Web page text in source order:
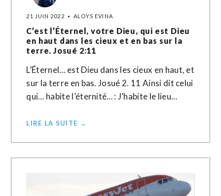
21 JUIN 2022 ALOYS EVINA
C’est l’Éternel, votre Dieu, qui est Dieu
en haut dans les cieux et en bas sur la
terre. Josué 2:11
L’Éternel… est Dieu dans les cieux en haut, et
sur la terre en bas. Josué 2. 11 Ainsi dit celui
qui… habite l’éternité… : J’habite le lieu…
LIRE LA SUITE →